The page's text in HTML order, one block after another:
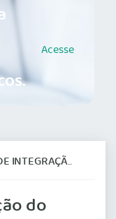
Acesse
DO MÉDICO JOVEM
do